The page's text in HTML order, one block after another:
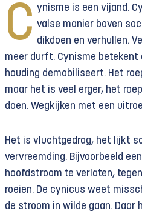
C ynisme is een vijand.
valse manier boven
dikdoen en verhullen.
meer durft. Cynisme betekent
houding demobiliseert. Het
maar het is veel erger, het
doen. Wegkijken met een
Het is vluchtgedrag, het lijkt
vervreemding. Bijvoorbeeld
hoofdstroom te verlaten,
roeien. De cynicus weet
de stroom in wilde gaan. Daar